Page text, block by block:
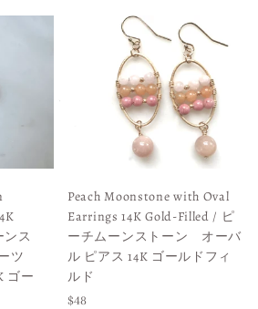
ス
ツ
ゴー
Peach Moonstone with Oval
Earrings 14K Gold-Filled / ピ
ーチムーンストーン オーバ
ル ピアス 14K ゴールドフィ
ルド
Regular
$48